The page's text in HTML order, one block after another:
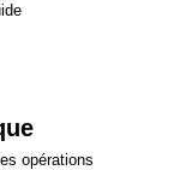
opérations